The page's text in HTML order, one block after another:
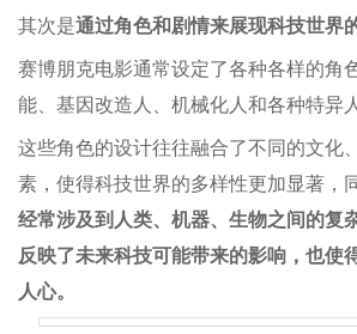
其次是通过角色和剧情来展现科技世界
赛博朋克电影通常设定了各种各样的角
能、基因改造人、机械化人和各种特异
这些角色的设计往往融合了不同的文化
素，使得科技世界的多样性更加显著，
经常涉及到人类、机器、生物之间的复
反映了未来科技可能带来的影响，也使
人心。